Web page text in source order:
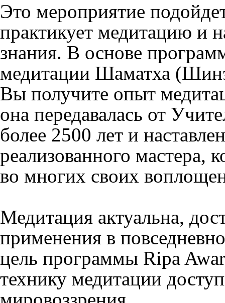
Это мероприятие
практикует медитацию и
знания. В основе
медитации Шаматха
Вы получите опыт
она передавалась от
более 2500 лет и
реализованного мастера,
во многих своих
Медитация актуальна,
применения в
цель программы Ripa
технику медитации